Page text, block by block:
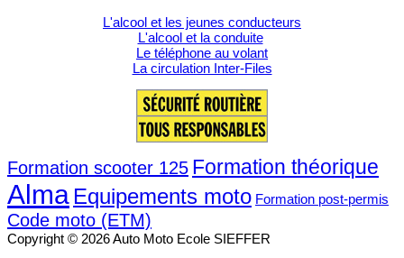
L'alcool et les jeunes conducteurs
L'alcool et la conduite
Le téléphone au volant
La circulation Inter-Files
Formation scooter 125 Formation théorique
Alma Equipements moto Formation post-permis
Code moto (ETM)
Copyright © 2026 Auto Moto Ecole SIEFFER